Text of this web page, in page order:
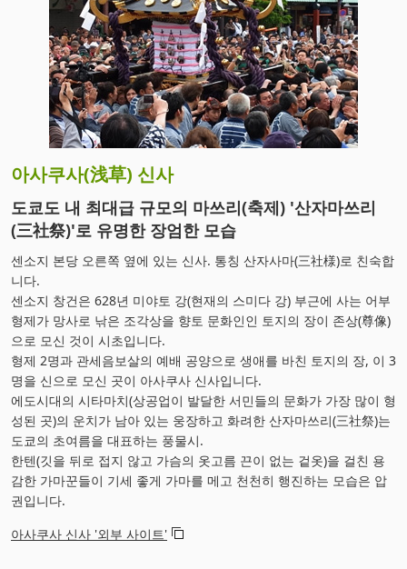
아사쿠사(浅草) 신사
도쿄도 내 최대급 규모의 마쓰리(축제) '산자마쓰리
(三社祭)'로 유명한 장엄한 모습
센소지 본당 오른쪽 옆에 있는 신사. 통칭 산자사마(三社様)로 친숙합
니다.
센소지 창건은 628년 미야토 강(현재의 스미다 강) 부근에 사는 어부
형제가 망사로 낚은 조각상을 향토 문화인인 토지의 장이 존상(尊像)
으로 모신 것이 시초입니다.
형제 2명과 관세음보살의 예배 공양으로 생애를 바친 토지의 장, 이 3
명을 신으로 모신 곳이 아사쿠사 신사입니다.
에도시대의 시타마치(상공업이 발달한 서민들의 문화가 가장 많이 형
성된 곳)의 운치가 남아 있는 웅장하고 화려한 산자마쓰리(三社祭)는
도쿄의 초여름을 대표하는 풍물시.
한텐(깃을 뒤로 접지 않고 가슴의 옷고름 끈이 없는 겉옷)을 걸친 용
감한 가마꾼들이 기세 좋게 가마를 메고 천천히 행진하는 모습은 압
권입니다.
아사쿠사 신사 '외부 사이트'